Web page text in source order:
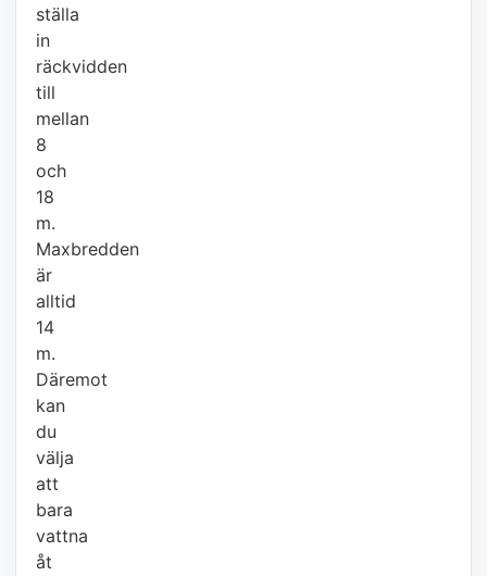
ställa
in
räckvidden
till
mellan
8
och
18
m.
Maxbredden
är
alltid
14
m.
Däremot
kan
du
välja
att
bara
vattna
åt